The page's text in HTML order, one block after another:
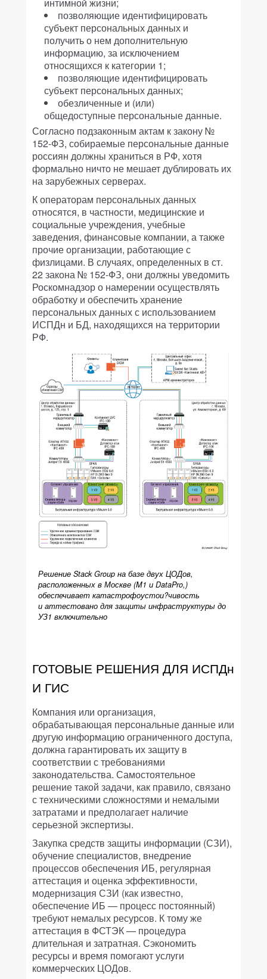
позволяющие идентифицировать
субъект персональных данных и
получить о нем дополнительную
информацию, за исключением
относящихся к категории 1;
позволяющие идентифицировать
субъект персональных данных;
обезличенные и (или)
общедоступные персональные данные.
Согласно подзаконным актам к закону №
152-ФЗ, собираемые персональные данные
россиян должны храниться в РФ, хотя
формально ничто не мешает дублировать их
на зарубежных серверах.
К операторам персональных данных
относятся, в частности, медицинские и
социальные учреждения, учебные
заведения, финансовые компании, а также
прочие организации, работающие с
физлицами. В случаях, определенных в ст.
22 закона № 152-ФЗ, они должны уведомить
Роскомнадзор о намерении осуществлять
обработку и обеспечить хранение
персональных данных с использованием
ИСПДн и БД, находящихся на территории
РФ.
Решение Stack Group на базе двух ЦОДов,
расположенных в Москве (M1 и DataPro,)
обеспечивает катастрофоустои?чивость
и аттестовано для защиты инфраструктуры до
УЗ1 включительно
ГОТОВЫЕ РЕШЕНИЯ ДЛЯ ИСПДн
И ГИС
Компания или организация,
обрабатывающая персональные данные или
другую информацию ограниченного доступа,
должна гарантировать их защиту в
соответствии с требованиями
законодательства. Самостоятельное
решение такой задачи, как правило, связано
с техническими сложностями и немалыми
затратами и предполагает наличие
серьезной экспертизы.
Закупка средств защиты информации (СЗИ),
обучение специалистов, внедрение
процессов обеспечения ИБ, регулярная
аттестация и оценка эффективности,
модернизация СЗИ (как известно,
обеспечение ИБ — процесс постоянный)
требуют немалых ресурсов. К тому же
аттестация в ФСТЭК — процедура
длительная и затратная. Сэкономить
ресурсы и время помогают услуги
коммерческих ЦОДов.